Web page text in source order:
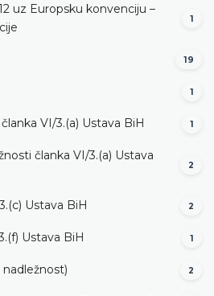
uz Europsku konvenciju –
1
19
1
VI/3.(a) Ustava BiH 1
članka VI/3.(a) Ustava
2
Ustava BiH 2
Ustava BiH 1
2